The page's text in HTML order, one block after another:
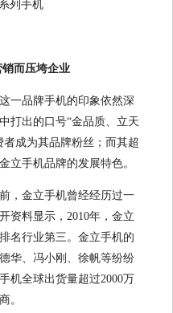
而压垮企业
一品牌手机的印象依然深
打出的口号“金品质、立天
成为其品牌粉丝；而其超
立手机品牌的发展特色。
，金立手机曾经经历过一
资料显示，2010年，金立
名行业第三。金立手机的
华、冯小刚、徐帆等纷纷
机全球出货量超过2000万
。